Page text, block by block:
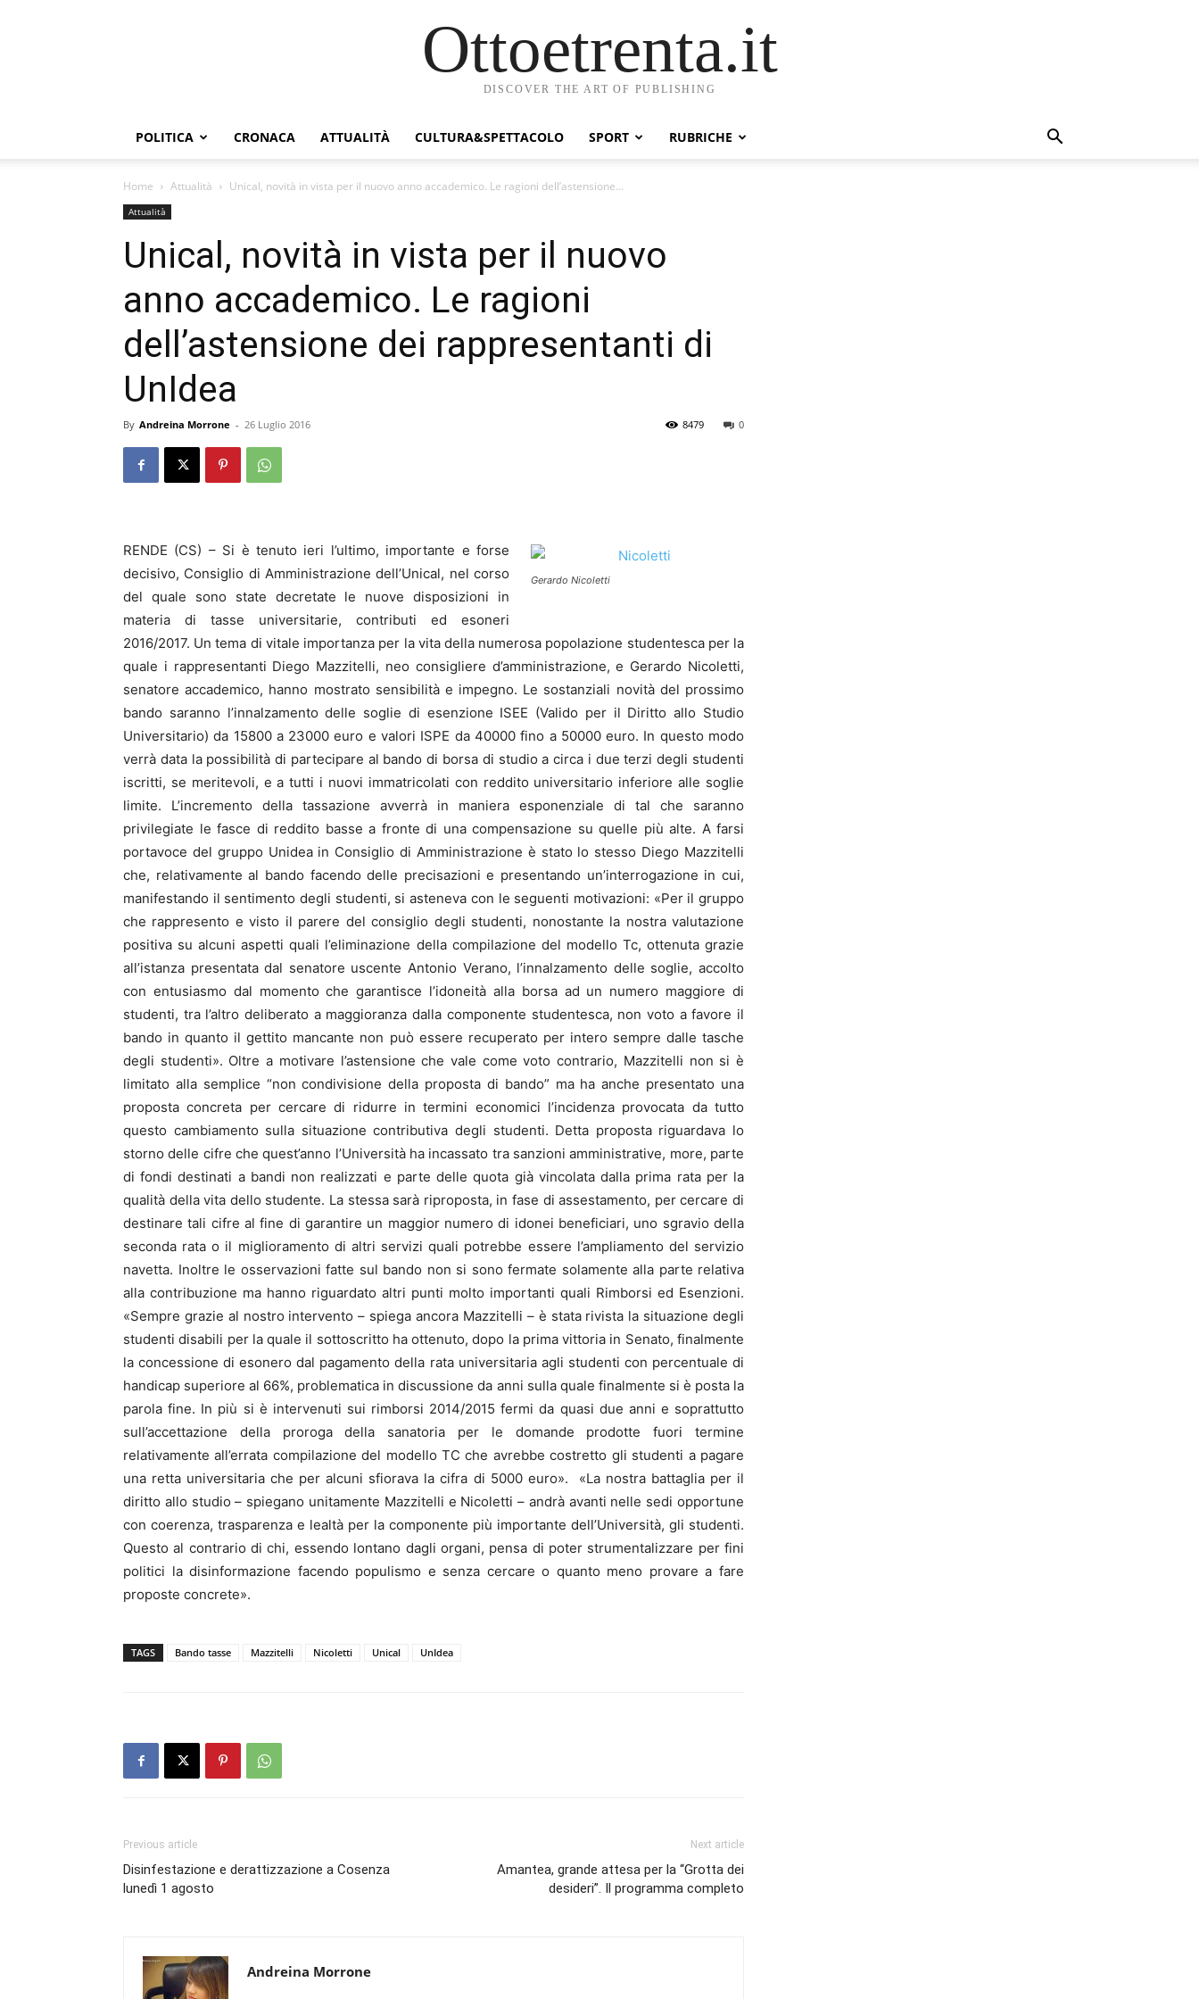
Ottoetrenta.it
DISCOVER THE ART OF PUBLISHING
POLITICA CRONACA ATTUALITÀ CULTURA&SPETTACOLO SPORT RUBRICHE
Home Attualità Unical, novità in vista per il nuovo anno accademico. Le ragioni dell’astensione...
Attualità
Unical, novità in vista per il nuovo
anno accademico. Le ragioni
dell’astensione dei rappresentanti di
UnIdea
By Andreina Morrone - 26 Luglio 2016 0
8479
Gerardo Nicoletti
RENDE (CS) – Si è tenuto ieri l’ultimo, importante e forse
decisivo, Consiglio di Amministrazione dell’Unical, nel corso
del quale sono state decretate le nuove disposizioni in
materia di tasse universitarie, contributi ed esoneri
2016/2017. Un tema di vitale importanza per la vita della numerosa popolazione studentesca per la
quale i rappresentanti Diego Mazzitelli, neo consigliere d’amministrazione, e Gerardo Nicoletti,
senatore accademico, hanno mostrato sensibilità e impegno. Le sostanziali novità del prossimo
bando saranno l’innalzamento delle soglie di esenzione ISEE (Valido per il Diritto allo Studio
Universitario) da 15800 a 23000 euro e valori ISPE da 40000 fino a 50000 euro. In questo modo
verrà data la possibilità di partecipare al bando di borsa di studio a circa i due terzi degli studenti
iscritti, se meritevoli, e a tutti i nuovi immatricolati con reddito universitario inferiore alle soglie
limite. L’incremento della tassazione avverrà in maniera esponenziale di tal che saranno
privilegiate le fasce di reddito basse a fronte di una compensazione su quelle più alte. A farsi
portavoce del gruppo Unidea in Consiglio di Amministrazione è stato lo stesso Diego Mazzitelli
che, relativamente al bando facendo delle precisazioni e presentando un’interrogazione in cui,
manifestando il sentimento degli studenti, si asteneva con le seguenti motivazioni: «Per il gruppo
che rappresento e visto il parere del consiglio degli studenti, nonostante la nostra valutazione
positiva su alcuni aspetti quali l’eliminazione della compilazione del modello Tc, ottenuta grazie
all’istanza presentata dal senatore uscente Antonio Verano, l’innalzamento delle soglie, accolto
con entusiasmo dal momento che garantisce l’idoneità alla borsa ad un numero maggiore di
studenti, tra l’altro deliberato a maggioranza dalla componente studentesca, non voto a favore il
bando in quanto il gettito mancante non può essere recuperato per intero sempre dalle tasche
degli studenti». Oltre a motivare l’astensione che vale come voto contrario, Mazzitelli non si è
limitato alla semplice “non condivisione della proposta di bando” ma ha anche presentato una
proposta concreta per cercare di ridurre in termini economici l’incidenza provocata da tutto
questo cambiamento sulla situazione contributiva degli studenti. Detta proposta riguardava lo
storno delle cifre che quest’anno l’Università ha incassato tra sanzioni amministrative, more, parte
di fondi destinati a bandi non realizzati e parte delle quota già vincolata dalla prima rata per la
qualità della vita dello studente. La stessa sarà riproposta, in fase di assestamento, per cercare di
destinare tali cifre al fine di garantire un maggior numero di idonei beneficiari, uno sgravio della
seconda rata o il miglioramento di altri servizi quali potrebbe essere l’ampliamento del servizio
navetta. Inoltre le osservazioni fatte sul bando non si sono fermate solamente alla parte relativa
alla contribuzione ma hanno riguardato altri punti molto importanti quali Rimborsi ed Esenzioni.
«Sempre grazie al nostro intervento – spiega ancora Mazzitelli – è stata rivista la situazione degli
studenti disabili per la quale il sottoscritto ha ottenuto, dopo la prima vittoria in Senato, finalmente
la concessione di esonero dal pagamento della rata universitaria agli studenti con percentuale di
handicap superiore al 66%, problematica in discussione da anni sulla quale finalmente si è posta la
parola fine. In più si è intervenuti sui rimborsi 2014/2015 fermi da quasi due anni e soprattutto
sull’accettazione della proroga della sanatoria per le domande prodotte fuori termine
relativamente all’errata compilazione del modello TC che avrebbe costretto gli studenti a pagare
una retta universitaria che per alcuni sfiorava la cifra di 5000 euro». «La nostra battaglia per il
diritto allo studio – spiegano unitamente Mazzitelli e Nicoletti – andrà avanti nelle sedi opportune
con coerenza, trasparenza e lealtà per la componente più importante dell’Università, gli studenti.
Questo al contrario di chi, essendo lontano dagli organi, pensa di poter strumentalizzare per fini
politici la disinformazione facendo populismo e senza cercare o quanto meno provare a fare
proposte concrete».
TAGS Bando tasse Mazzitelli Nicoletti Unical UnIdea
Previous article
Disinfestazione e derattizzazione a Cosenza
lunedì 1 agosto
Next article
Amantea, grande attesa per la “Grotta dei
desideri”. Il programma completo
Andreina Morrone